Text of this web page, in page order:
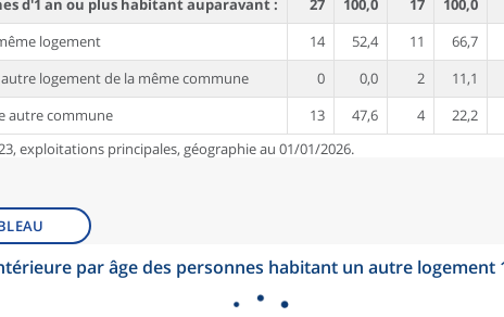
d'1 an ou plus habitant auparavant :
27 100,0 17
100,0
logement
14 52,4 11
66,7
logement de la même commune
0 0,0 2
11,1
autre commune
13 47,6 4
22,2
exploitations principales, géographie au 01/01/2026.
par âge des personnes habitant un autre logement